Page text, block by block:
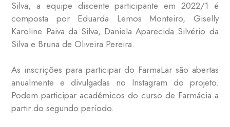
Silva, a equipe discente participante em 2022/1 é
composta por Eduarda Lemos Monteiro, Giselly
Karoline Paiva da Silva, Daniela Aparecida Silvério da
Silva e Bruna de Oliveira Pereira.
As inscrições para participar do FarmaLar são abertas
anualmente e divulgadas no Instagram do projeto.
Podem participar acadêmicos do curso de Farmácia a
partir do segundo período.